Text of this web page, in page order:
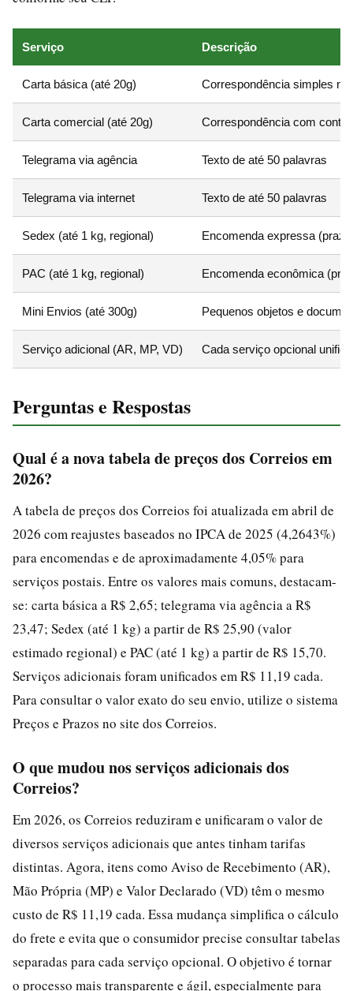
Serviço Descrição
Carta básica (até 20g) Correspondência simples
Carta comercial (até 20g) Correspondência com
Telegrama via agência Texto de até 50 palavras
Telegrama via internet Texto de até 50 palavras
Sedex (até 1 kg, regional) Encomenda expressa
PAC (até 1 kg, regional) Encomenda econômica
Mini Envios (até 300g) Pequenos objetos e
Serviço adicional (AR, MP, VD) Cada serviço opcional
Perguntas e Respostas
Qual é a nova tabela de preços dos Correios em
2026?
A tabela de preços dos Correios foi atualizada em abril de
2026 com reajustes baseados no IPCA de 2025 (4,2643%)
para encomendas e de aproximadamente 4,05% para
serviços postais. Entre os valores mais comuns, destacam-
se: carta básica a R$ 2,65; telegrama via agência a R$
23,47; Sedex (até 1 kg) a partir de R$ 25,90 (valor
estimado regional) e PAC (até 1 kg) a partir de R$ 15,70.
Serviços adicionais foram unificados em R$ 11,19 cada.
Para consultar o valor exato do seu envio, utilize o sistema
Preços e Prazos no site dos Correios.
O que mudou nos serviços adicionais dos
Correios?
Em 2026, os Correios reduziram e unificaram o valor de
diversos serviços adicionais que antes tinham tarifas
distintas. Agora, itens como Aviso de Recebimento (AR),
Mão Própria (MP) e Valor Declarado (VD) têm o mesmo
custo de R$ 11,19 cada. Essa mudança simplifica o cálculo
do frete e evita que o consumidor precise consultar tabelas
separadas para cada serviço opcional. O objetivo é tornar
o processo mais transparente e ágil, especialmente para